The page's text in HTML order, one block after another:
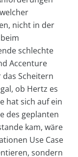
nicht in der
schlechte
Accenture
Scheitern
ob Hertz es
hat sich auf ein
des geplanten
kam, wäre
Use Case
sondern